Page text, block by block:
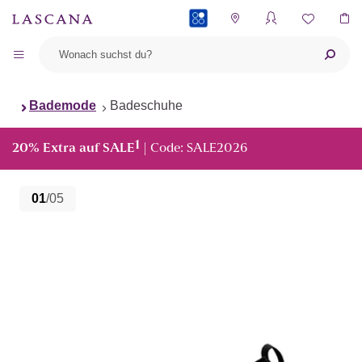
Bademode Badeschuhe
20% Extra auf SALE1 | Code: SALE2026
01/05